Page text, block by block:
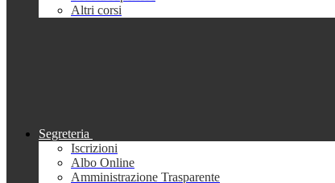
Altri corsi
Segreteria
Iscrizioni
Albo Online
Amministrazione Trasparente